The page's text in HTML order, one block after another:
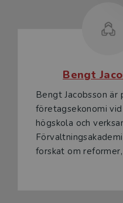
Bengt
Bengt Jacobsson är
företagsekonomi
högskola och
forskat om